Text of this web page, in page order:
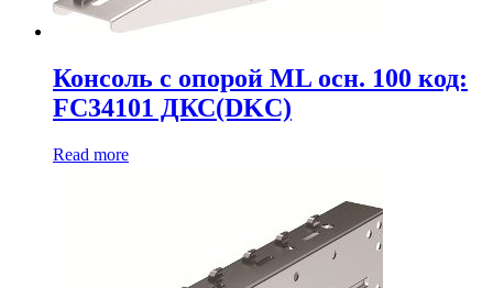
Консоль с опорой ML осн. 100 код:
FC34101 ДКС(DKC)
Read more